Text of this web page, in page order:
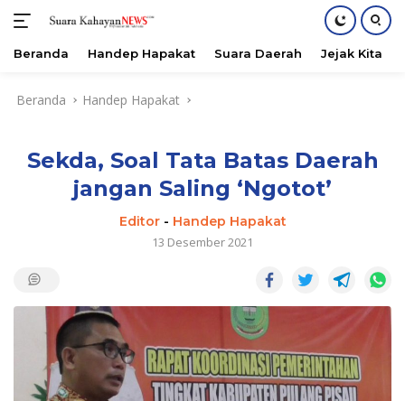
Beranda Handep Hapakat Suara Daerah Jejak Kita
Beranda Handep Hapakat
Sekda, Soal Tata Batas Daerah
jangan Saling ‘Ngotot’
Editor- Handep Hapakat
13 Desember 2021